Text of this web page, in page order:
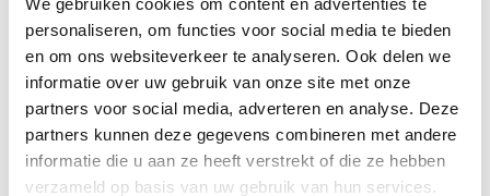
We gebruiken cookies om content en advertenties te
personaliseren, om functies voor social media te bieden
en om ons websiteverkeer te analyseren. Ook delen we
informatie over uw gebruik van onze site met onze
partners voor social media, adverteren en analyse. Deze
partners kunnen deze gegevens combineren met andere
informatie die u aan ze heeft verstrekt of die ze hebben
verzameld op basis van uw gebruik van hun services.
hoofdbord binnen 4 weken in huis heeft! Dus stop met twijfel en
maak een afspraak bij ons in de showroom om de hoofdborden
te bekijken of bel ons even: 035 751 3098
Contact opnemen WhatsApp